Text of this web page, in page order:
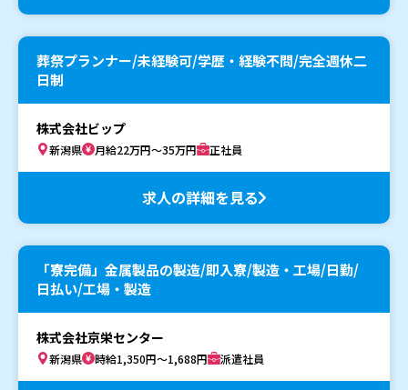
葬祭プランナー/未経験可/学歴・経験不問/完全週休二
日制
株式会社ビップ
新潟県 月給22万円～35万円 正社員
求人の詳細を見る
「寮完備」金属製品の製造/即入寮/製造・工場/日勤/
日払い/工場・製造
株式会社京栄センター
新潟県 時給1,350円～1,688円 派遣社員